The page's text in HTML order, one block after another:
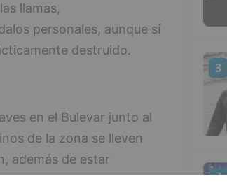
llamas,
personales, aunque sí
destruido.
en el Bulevar junto al
de la zona se lleven
además de estar
Andrea Ballesteros ha
3
4